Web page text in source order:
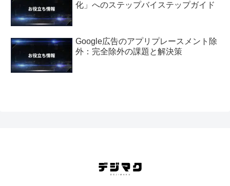
化」へのステップバイステップガイド
Google広告のアプリプレースメント除
外：完全除外の課題と解決策